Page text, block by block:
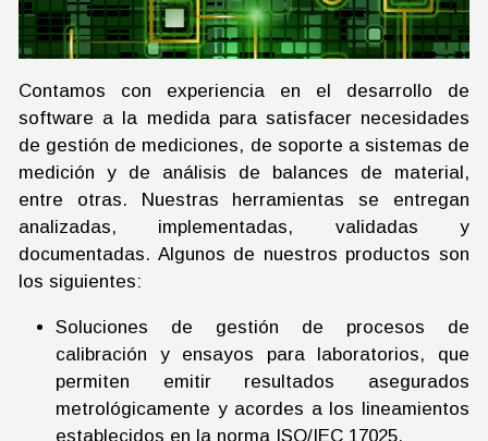
Contamos con experiencia en el desarrollo de
software a la medida para satisfacer necesidades
de gestión de mediciones, de soporte a sistemas de
medición y de análisis de balances de material,
entre otras. Nuestras herramientas se entregan
analizadas, implementadas, validadas y
documentadas. Algunos de nuestros productos son
los siguientes:
Soluciones de gestión de procesos de
calibración y ensayos para laboratorios, que
permiten emitir resultados asegurados
metrológicamente y acordes a los lineamientos
establecidos en la norma ISO/IEC 17025.